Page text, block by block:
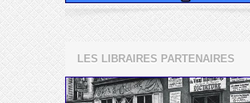
LES LIBRAIRES PARTENAIRES